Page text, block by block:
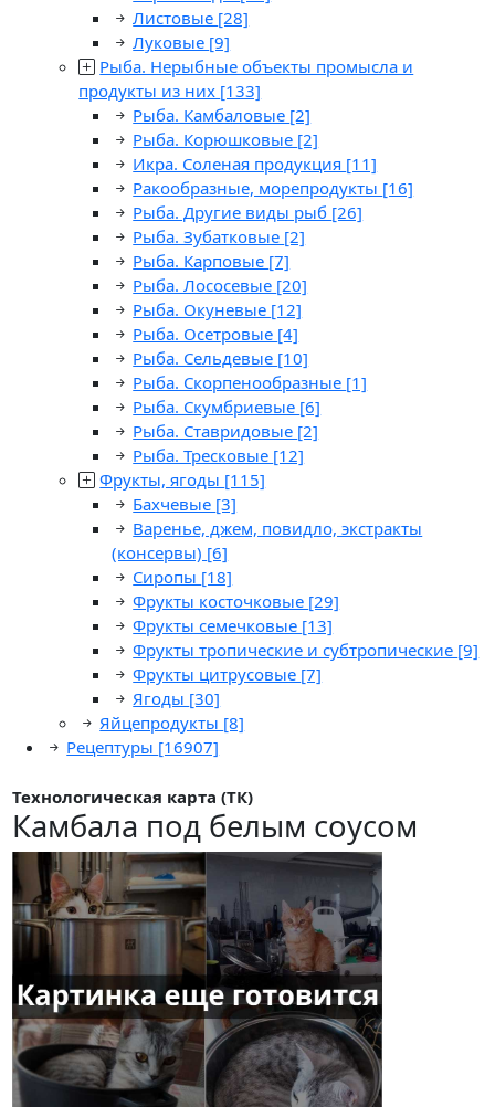
Листовые [28]
Луковые [9]
Рыба. Нерыбные объекты промысла и
продукты из них [133]
Рыба. Камбаловые [2]
Рыба. Корюшковые [2]
Икра. Соленая продукция [11]
Ракообразные, морепродукты [16]
Рыба. Другие виды рыб [26]
Рыба. Зубатковые [2]
Рыба. Карповые [7]
Рыба. Лососевые [20]
Рыба. Окуневые [12]
Рыба. Осетровые [4]
Рыба. Сельдевые [10]
Рыба. Скорпенообразные [1]
Рыба. Скумбриевые [6]
Рыба. Ставридовые [2]
Рыба. Тресковые [12]
Фрукты, ягоды [115]
Бахчевые [3]
Варенье, джем, повидло, экстракты
(консервы) [6]
Сиропы [18]
Фрукты косточковые [29]
Фрукты семечковые [13]
Фрукты тропические и субтропические [9]
Фрукты цитрусовые [7]
Ягоды [30]
Яйцепродукты [8]
Рецептуры [16907]
Технологическая карта (ТК)
Камбала под белым соусом